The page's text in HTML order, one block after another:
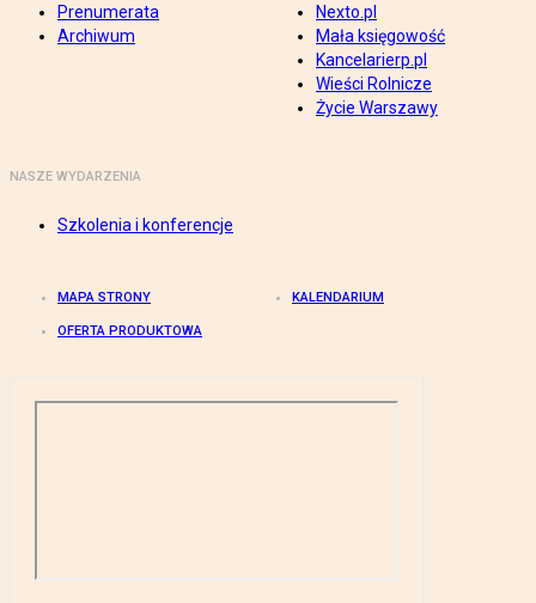
Prenumerata
Archiwum
Nexto.pl
Mała księgowość
Kancelarierp.pl
Wieści Rolnicze
Życie Warszawy
NASZE WYDARZENIA
Szkolenia i konferencje
MAPA STRONY KALENDARIUM
OFERTA PRODUKTOWA